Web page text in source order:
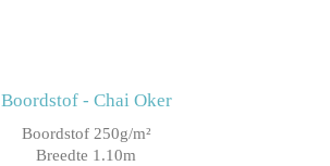
Boordstof - Chai Oker
Boordstof 250g/m²
Breedte 1.10m